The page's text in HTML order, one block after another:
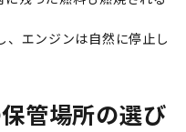
、エンジンは自然に停止し
管場所の選び